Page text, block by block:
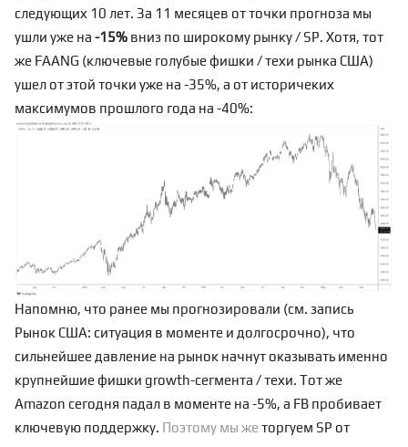
следующих 10 лет. За 11 месяцев от точки прогноза мы
ушли уже на -15% вниз по широкому рынку / SP. Хотя, тот
же FAANG (ключевые голубые фишки / техи рынка США)
ушел от этой точки уже на -35%, а от историчеких
максимумов прошлого года на -40%:
Напомню, что ранее мы прогнозировали (см. запись
Рынок США: ситуация в моменте и долгосрочно), что
сильнейшее давление на рынок начнут оказывать именно
крупнейшие фишки growth-сегмента / техи. Тот же
Amazon сегодня падал в моменте на -5%, а FB пробивает
ключевую поддержку. Поэтому мы же торгуем SP от